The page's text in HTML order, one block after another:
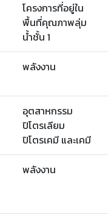
โครงการที่อยู่ใน
พื้นที่คุณภาพลุ่ม
น้ำชั้น 1
พลังงาน
อุตสาหกรรม
ปิโตรเลียม
ปิโตรเคมี และเคมี
พลังงาน